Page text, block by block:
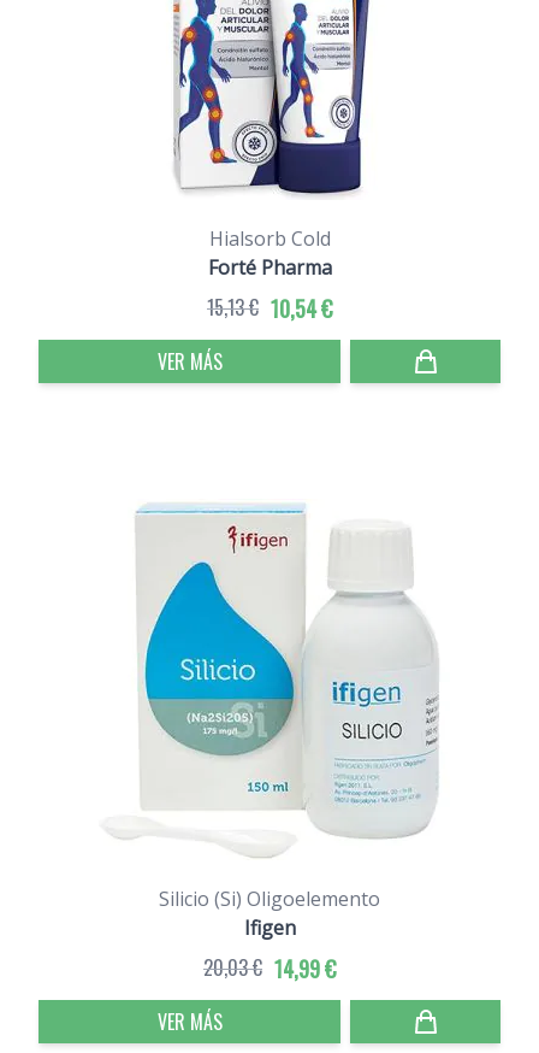
Hialsorb Cold
Forté Pharma
10,54 €
15,13 €
VER MÁS
Silicio (Si) Oligoelemento
Ifigen
14,99 €
20,03 €
VER MÁS